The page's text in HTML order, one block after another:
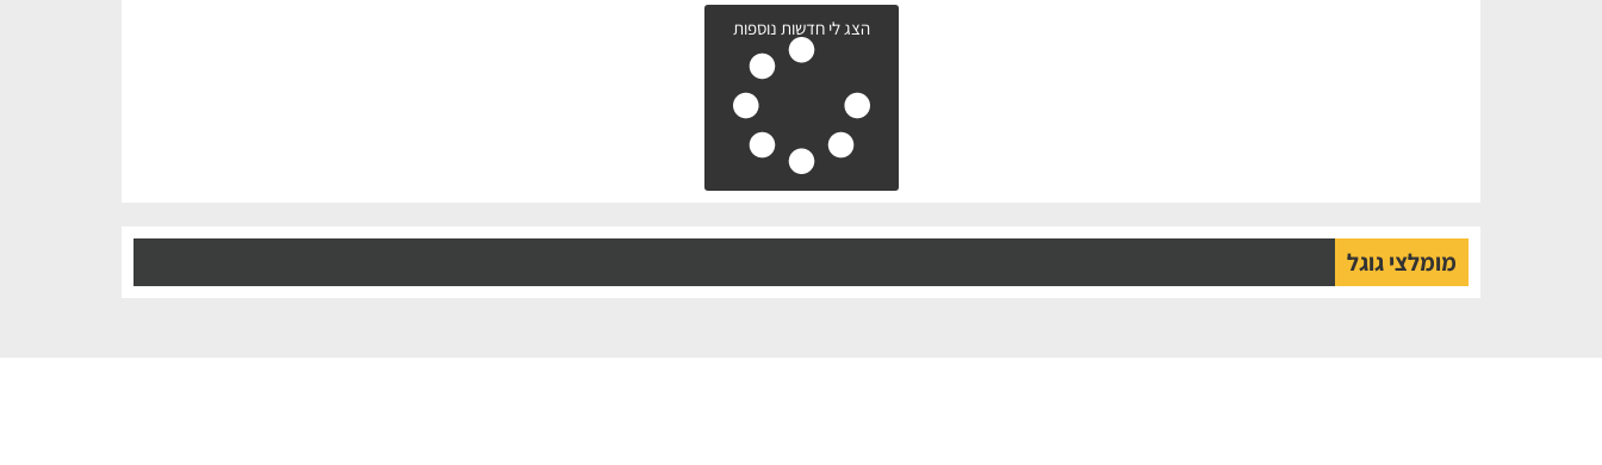
הצג לי חדשות נוספות
מומלצי גוגל